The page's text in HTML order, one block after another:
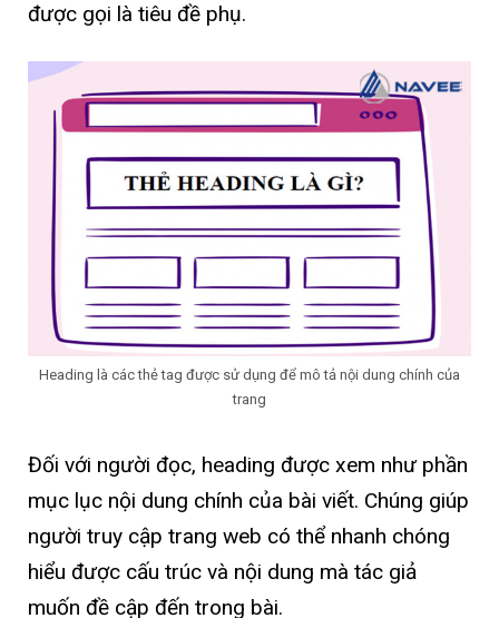
được gọi là tiêu đề phụ.
Heading là các thẻ tag được sử dụng để mô tả nội dung chính của
trang
Đối với người đọc, heading được xem như phần
mục lục nội dung chính của bài viết. Chúng giúp
người truy cập trang web có thể nhanh chóng
hiểu được cấu trúc và nội dung mà tác giả
muốn đề cập đến trong bài.